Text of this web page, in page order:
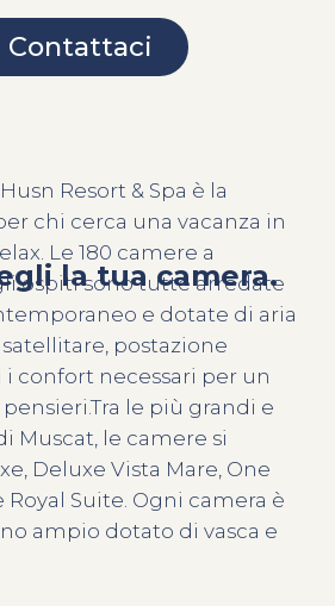
Contattaci
la tua camera.
Resort & Spa è la
chi cerca una vacanza in
Le 180 camere a
ospiti sono tutte arredate
e dotate di aria
postazione
confort necessari per un
le più grandi e
Muscat, le camere si
Deluxe Vista Mare, One
Suite. Ogni camera è
ampio dotato di vasca e